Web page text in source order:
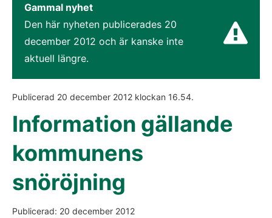
Gammal nyhet
Den här nyheten publicerades 20
december 2012 och är kanske inte
aktuell längre.
Publicerad 20 december 2012 klockan 16.54.
Information gällande
kommunens
snöröjning
Publicerad: 20 december 2012